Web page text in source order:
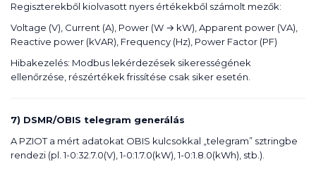
Regiszterekből kiolvasott nyers értékekből számolt mezők:
Voltage (V), Current (A), Power (W → kW), Apparent power (VA),
Reactive power (kVAR), Frequency (Hz), Power Factor (PF)
Hibakezelés: Modbus lekérdezések sikerességének
ellenőrzése, részértékek frissítése csak siker esetén.
7) DSMR/OBIS telegram generálás
A PZIOT a mért adatokat OBIS kulcsokkal „telegram” sztringbe
rendezi (pl. 1-0:32.7.0(V), 1-0:1.7.0(kW), 1-0:1.8.0(kWh), stb.).